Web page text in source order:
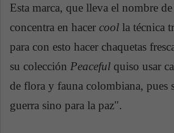
Esta marca, que lleva el nombre de
concentra en hacer cool la técnica
para con esto hacer chaquetas
su colección Peaceful quiso usar
de flora y fauna colombiana, pues
guerra sino para la paz".